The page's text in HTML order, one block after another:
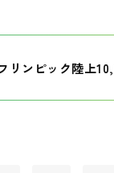
リンピック陸上